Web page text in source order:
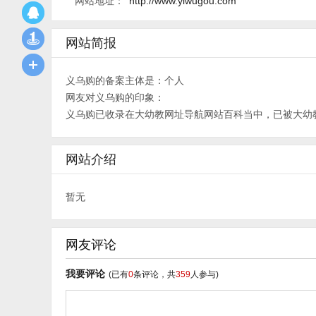
网站简报
义乌购的备案主体是：个人
网友对义乌购的印象：
义乌购已收录在大幼教网址导航网站百科当中，已被大幼
网站介绍
暂无
网友评论
我要评论 (已有0条评论，共359人参与)